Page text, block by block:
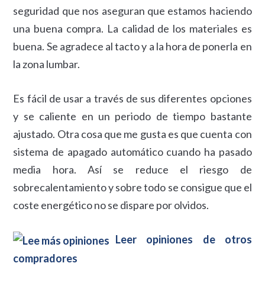
seguridad que nos aseguran que estamos haciendo
una buena compra. La calidad de los materiales es
buena. Se agradece al tacto y a la hora de ponerla en
la zona lumbar.
Es fácil de usar a través de sus diferentes opciones
y se caliente en un periodo de tiempo bastante
ajustado. Otra cosa que me gusta es que cuenta con
sistema de apagado automático cuando ha pasado
media hora. Así se reduce el riesgo de
sobrecalentamiento y sobre todo se consigue que el
coste energético no se dispare por olvidos.
Leer opiniones de otros
compradores